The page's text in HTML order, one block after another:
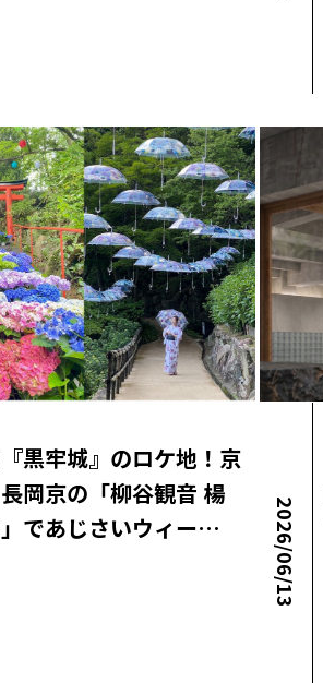
黒牢城』のロケ地！京
岡京の「柳谷観音 楊
であじさいウィー…
2026/06/13